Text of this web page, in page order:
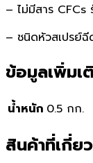
– ไม่มีสาร
– ชนิดหัวสเปรย์
ข้อมูลเพิ่มเ
น้ำหนัก 0.5 กก.
สินค้าที่เกี่ย